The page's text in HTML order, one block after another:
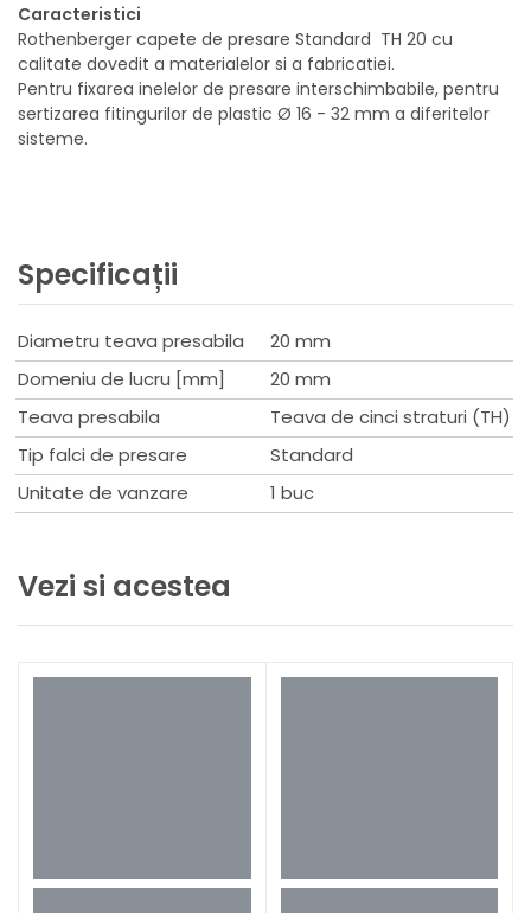
Caracteristici
Rothenberger capete de presare Standard TH 20 cu
calitate dovedit a materialelor si a fabricatiei.
Pentru fixarea inelelor de presare interschimbabile, pentru
sertizarea fitingurilor de plastic Ø 16 - 32 mm a diferitelor
sisteme.
Specificații
Diametru teava presabila
20 mm
Domeniu de lucru [mm]
20 mm
Teava presabila
Teava de cinci straturi (TH)
Tip falci de presare
Standard
Unitate de vanzare
1 buc
Vezi si acestea